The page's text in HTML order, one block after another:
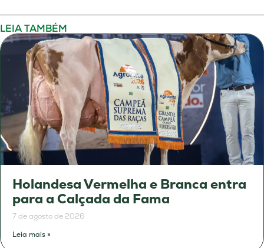
LEIA TAMBÉM
Holandesa Vermelha e Branca entra
para a Calçada da Fama
7 de agosto de 2026
Leia mais »